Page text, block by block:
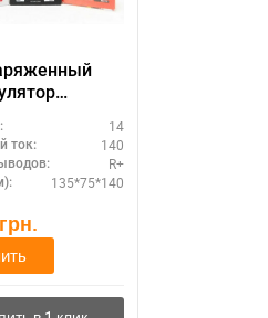
12V 14A без
(MXBM-
A1)
14
ток: 140
R+
135*75*140
грн.